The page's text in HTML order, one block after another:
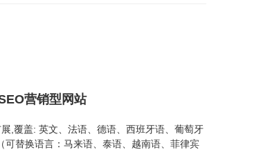
营销型网站
,覆盖: 英文、法语、德语、西班牙语、葡萄牙
替换语言：马来语、泰语、越南语、菲律宾